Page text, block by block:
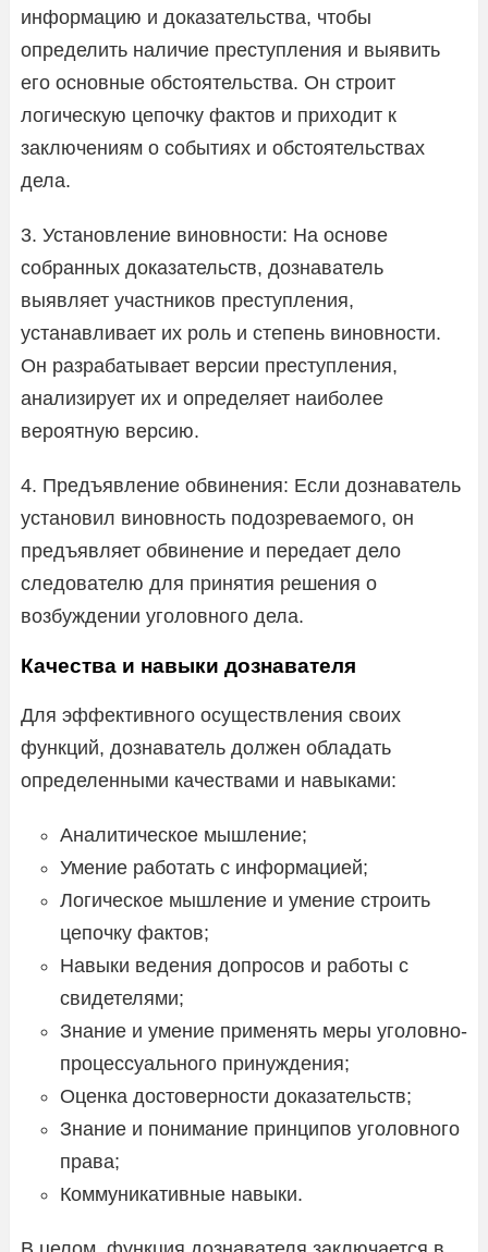
информацию и доказательства, чтобы
определить наличие преступления и выявить
его основные обстоятельства. Он строит
логическую цепочку фактов и приходит к
заключениям о событиях и обстоятельствах
дела.
3. Установление виновности: На основе
собранных доказательств, дознаватель
выявляет участников преступления,
устанавливает их роль и степень виновности.
Он разрабатывает версии преступления,
анализирует их и определяет наиболее
вероятную версию.
4. Предъявление обвинения: Если дознаватель
установил виновность подозреваемого, он
предъявляет обвинение и передает дело
следователю для принятия решения о
возбуждении уголовного дела.
Качества и навыки дознавателя
Для эффективного осуществления своих
функций, дознаватель должен обладать
определенными качествами и навыками:
Аналитическое мышление;
Умение работать с информацией;
Логическое мышление и умение строить
цепочку фактов;
Навыки ведения допросов и работы с
свидетелями;
Знание и умение применять меры уголовно-
процессуального принуждения;
Оценка достоверности доказательств;
Знание и понимание принципов уголовного
права;
Коммуникативные навыки.